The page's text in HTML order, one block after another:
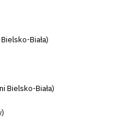
Biała)
Bielsko-Biała)